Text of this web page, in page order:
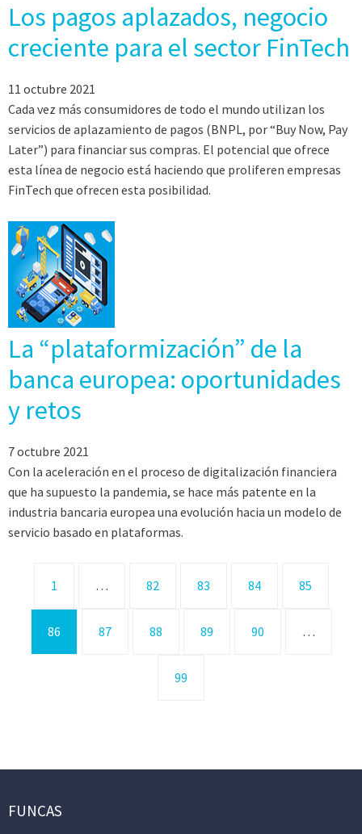
Los pagos aplazados, negocio
creciente para el sector FinTech
11 octubre 2021
Cada vez más consumidores de todo el mundo utilizan los
servicios de aplazamiento de pagos (BNPL, por “Buy Now, Pay
Later”) para financiar sus compras. El potencial que ofrece
esta línea de negocio está haciendo que proliferen empresas
FinTech que ofrecen esta posibilidad.
La “plataformización” de la
banca europea: oportunidades
y retos
7 octubre 2021
Con la aceleración en el proceso de digitalización financiera
que ha supuesto la pandemia, se hace más patente en la
industria bancaria europea una evolución hacia un modelo de
servicio basado en plataformas.
1 … 82 83 84 85
86 87 88 89 90 …
99
FUNCAS